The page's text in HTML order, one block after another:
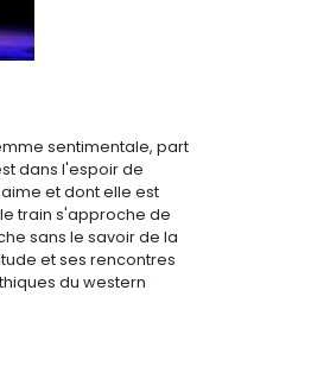
sentimentale, part
dans l'espoir de
et dont elle est
train s'approche de
sans le savoir de la
et ses rencontres
du western